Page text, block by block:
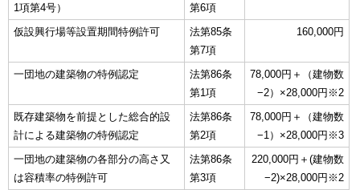
1項第4号）
第6項
仮設興行場等設置期間特例許可
法第85条
第7項
160,000円
一団地の建築物の特例認定
法第86条
第1項
78,000円＋（建物数
−2）×28,000円※2
既存建築物を前提とした総合的設
計による建築物の特例認定
法第86条
第2項
78,000円＋（建物数
−1）×28,000円※3
一団地の建築物の各部分の高さ又
は容積率の特例許可
法第86条
第3項
220,000円＋(建物数
−2)×28,000円※2